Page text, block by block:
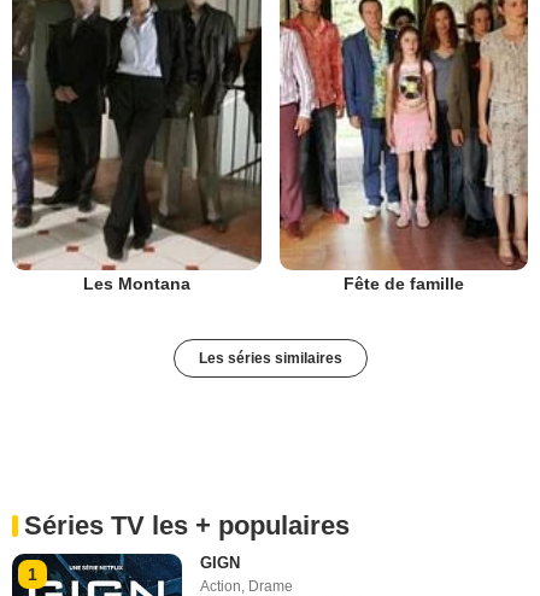
Les Montana Fête de famille
Les séries similaires
Séries TV les + populaires
1
GIGN
Action, Drame